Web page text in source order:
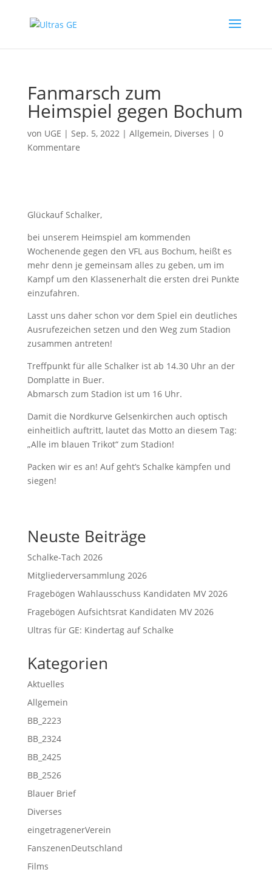
Fanmarsch zum
Heimspiel gegen Bochum
von UGE | Sep. 5, 2022| Allgemein, Diverses | 0
Kommentare
Glückauf Schalker,
bei unserem Heimspiel am kommenden
Wochenende gegen den VFL aus Bochum, heißt es
mehr denn je gemeinsam alles zu geben, um im
Kampf um den Klassenerhalt die ersten drei Punkte
einzufahren.
Lasst uns daher schon vor dem Spiel ein deutliches
Ausrufezeichen setzen und den Weg zum Stadion
zusammen antreten!
Treffpunkt für alle Schalker ist ab 14.30 Uhr an der
Domplatte in Buer.
Abmarsch zum Stadion ist um 16 Uhr.
Damit die Nordkurve Gelsenkirchen auch optisch
einheitlich auftritt, lautet das Motto an diesem Tag:
„Alle im blauen Trikot“ zum Stadion!
Packen wir es an! Auf geht’s Schalke kämpfen und
siegen!
Neuste Beiträge
Schalke-Tach 2026
Mitgliederversammlung 2026
Fragebögen Wahlausschuss Kandidaten MV 2026
Fragebögen Aufsichtsrat Kandidaten MV 2026
Ultras für GE: Kindertag auf Schalke
Kategorien
Aktuelles
Allgemein
BB_2223
BB_2324
BB_2425
BB_2526
Blauer Brief
Diverses
eingetragenerVerein
FanszenenDeutschland
Films